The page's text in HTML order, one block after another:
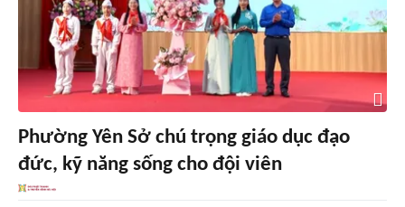
Phường Yên Sở chú trọng giáo dục đạo
đức, kỹ năng sống cho đội viên